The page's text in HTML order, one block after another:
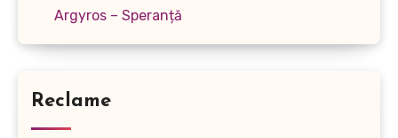
Argyros – Speranță
Reclame